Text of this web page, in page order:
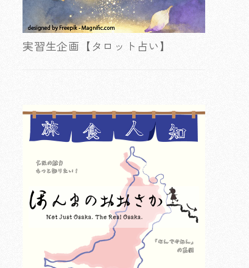
実習生企画【タロット占い】